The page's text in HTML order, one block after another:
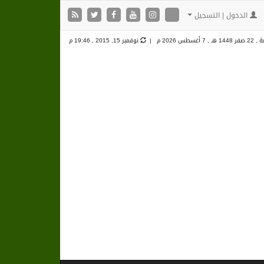
الدخول | التسجيل
هـ , 7 أغسطس 2026 م | نوفمبر 15, 2015 , 19:46 م